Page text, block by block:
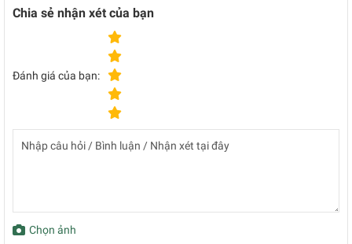
Chia sẻ nhận xét của bạn
Đánh giá của bạn:
Chọn ảnh